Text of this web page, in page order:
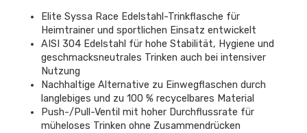
Elite Syssa Race Edelstahl-Trinkflasche für
Heimtrainer und sportlichen Einsatz entwickelt
AISI 304 Edelstahl für hohe Stabilität, Hygiene und
geschmacksneutrales Trinken auch bei intensiver
Nutzung
Nachhaltige Alternative zu Einwegflaschen durch
langlebiges und zu 100 % recycelbares Material
Push-/Pull-Ventil mit hoher Durchflussrate für
müheloses Trinken ohne Zusammendrücken